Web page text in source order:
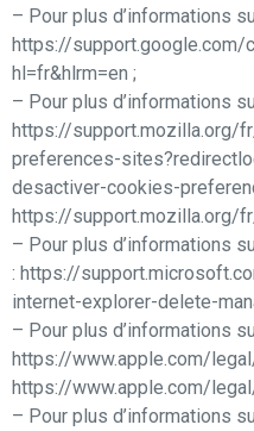
– Pour plus d’informations
https://support.google.com/
hl=fr&hlrm=en ;
– Pour plus d’informations
https://support.mozilla.org/
preferences-
desactiver-cookies-
https://support.mozilla.org/
– Pour plus d’informations
: https://
internet-explorer-delete-
– Pour plus d’informations
https://www.apple.com/
https://www.apple.com/
– Pour plus d’informations